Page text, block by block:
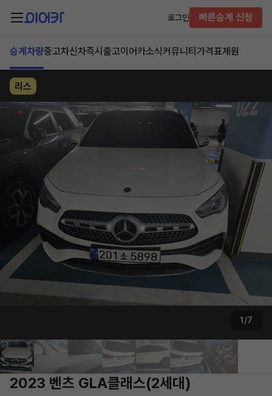
로그인 빠른승계 신청
승계차량중고차신차즉시출고이어카소식커뮤니티 가격표제원
리스
1/7
2023 벤츠 GLA클래스(2세대)